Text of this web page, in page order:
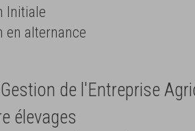
Initiale
en alternance
de l'Entreprise
élevages